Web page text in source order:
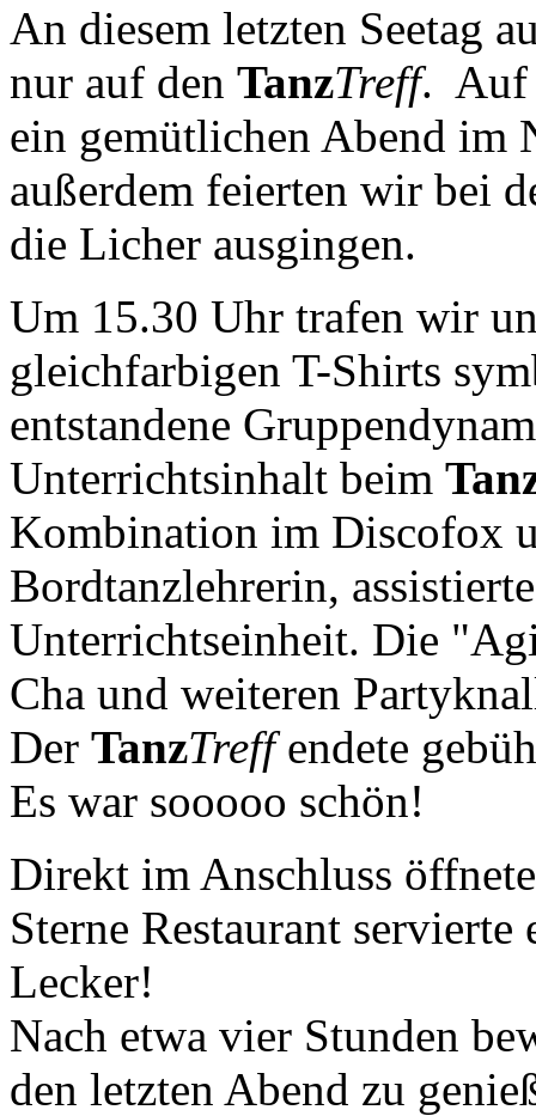
An diesem letzten Seetag
nur auf den TanzTreff. Auf
ein gemütlichen Abend im
außerdem feierten wir bei
die Licher ausgingen.
Um 15.30 Uhr trafen wir
gleichfarbigen T-Shirts
entstandene
Unterrichtsinhalt beim
Kombination im Discofox
Bordtanzlehrerin,
Unterrichtseinheit. Die
Cha und weiteren
Der TanzTreffendete
Es war sooooo schön!
Direkt im Anschluss
Sterne Restaurant
Lecker!
Nach etwa vier Stunden
den letzten Abend zu